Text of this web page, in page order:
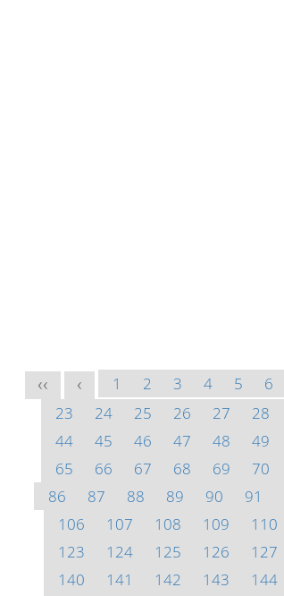
<< < 1 2 3 4 5 6
23
24 25 26 27 28
44
45 46 47 48 49
65
66 67 68 69 70
86
87 88 89 90 91
106
107 108 109 110
123
124 125 126 127
140
141 142 143 144